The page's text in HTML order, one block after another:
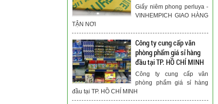
Giấy niêm phong perluya -
VINHEMPICH GIAO HÀNG
TẬN NƠI
Công ty cung cấp văn
phòng phẩm giá sỉ hàng
đầu tại TP. HỒ CHÍ MINH
Công ty cung cấp văn
phòng phẩm giá sỉ hàng
đầu tại TP. HỒ CHÍ MINH